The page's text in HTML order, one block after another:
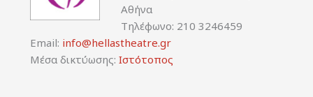
Αθήνα
Τηλέφωνο: 210 3246459
Email: info@hellastheatre.gr
Μέσα δικτύωσης: Ιστότοπος